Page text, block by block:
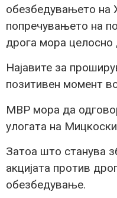
обезбедувањето на
попречувањето на
дрога мора целосно
Најавите за
позитивен момент
МВР мора да
улогата на
Затоа што станува
акцијата против
обезбедување.